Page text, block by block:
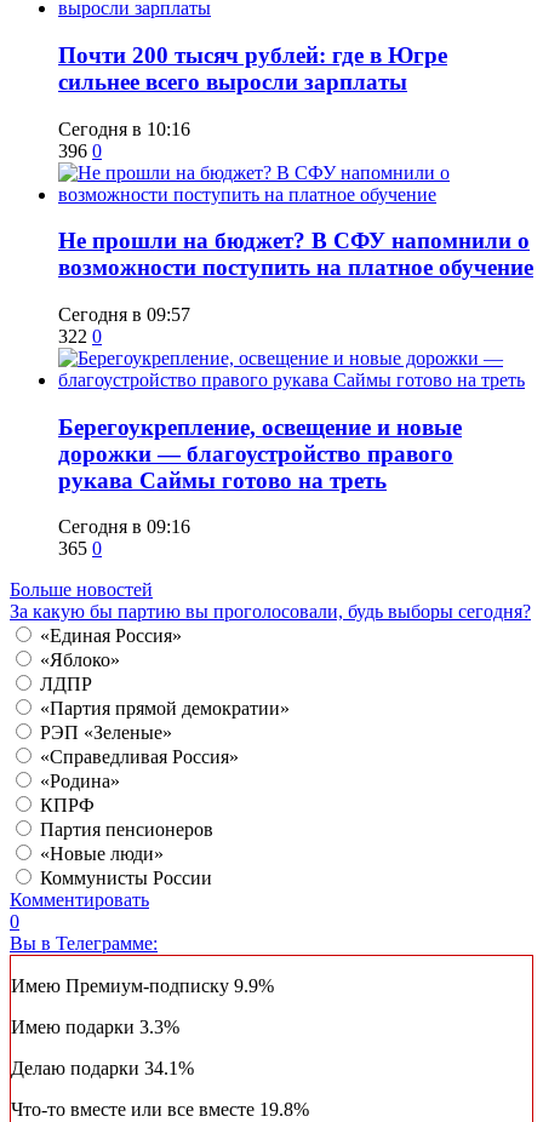
​Почти 200 тысяч рублей: где в Югре
сильнее всего выросли зарплаты
Сегодня в 10:16
396 0
Не прошли на бюджет? В СФУ напомнили о
возможности поступить на платное обучение
Сегодня в 09:57
322 0
Берегоукрепление, освещение и новые
дорожки — благоустройство правого
рукава Саймы готово на треть
Сегодня в 09:16
365 0
Больше новостей
За какую бы партию вы проголосовали, будь выборы сегодня?
«Единая Россия»
«Яблоко»
ЛДПР
«Партия прямой демократии»
РЭП «Зеленые»
«Справедливая Россия»
«Родина»
КПРФ
Партия пенсионеров
«Новые люди»
Коммунисты России
Комментировать
0
Вы в Телеграмме:
Имею Премиум-подписку 9.9%
Имею подарки 3.3%
Делаю подарки 34.1%
Что-то вместе или все вместе 19.8%